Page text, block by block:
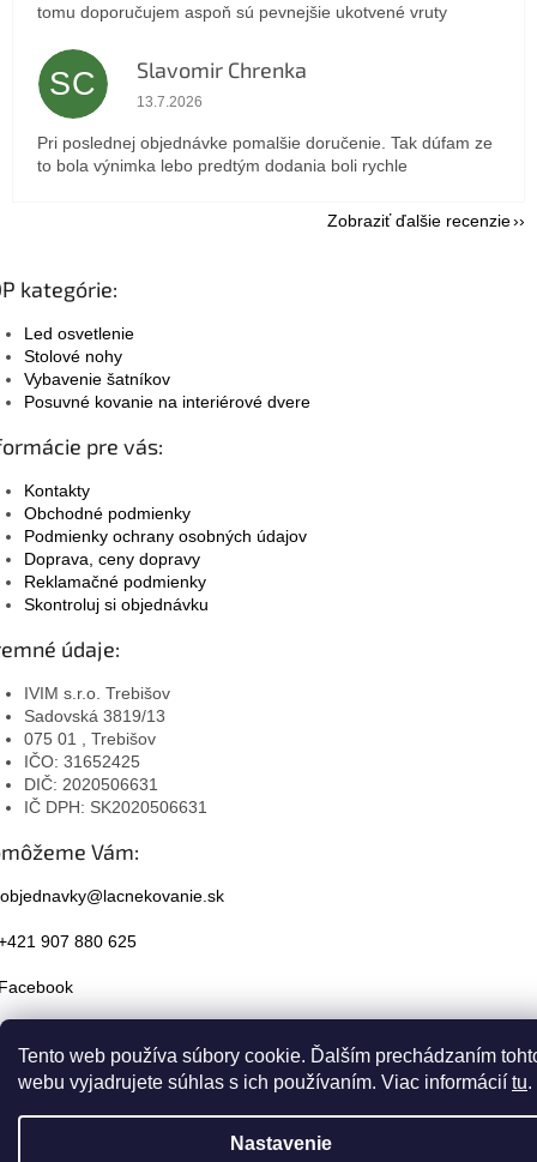
Tento web používa súbory cookie. Ďalším prechádzaním
webu vyjadrujete súhlas s ich používaním. Viac informácií tu.
Nastavenie
tomu doporučujem aspoň sú pevnejšie ukotvené vruty
SC Slavomir Chrenka
Hodnotenie obchodu je 5 z 5 hviezdičiek.
13.7.2026
Pri poslednej objednávke pomalšie doručenie. Tak dúfam ze
to bola výnimka lebo predtým dodania boli rychle
Zobraziť ďalšie recenzie
kategórie:
Led osvetlenie
Stolové nohy
Vybavenie šatníkov
Posuvné kovanie na interiérové dvere
pre vás:
Kontakty
Obchodné podmienky
Podmienky ochrany osobných údajov
Doprava, ceny dopravy
Reklamačné podmienky
Skontroluj si objednávku
údaje:
IVIM s.r.o. Trebišov
Sadovská 3819/13
075 01 , Trebišov
IČO: 31652425
DIČ: 2020506631
IČ DPH: SK2020506631
Vám:
objednavky@lacnekovanie.sk
907 880 625